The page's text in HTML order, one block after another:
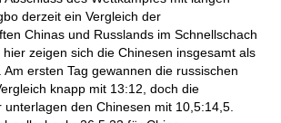
derzeit ein Vergleich der
Chinas und Russlands im Schnellschach
zeigen sich die Chinesen insgesamt als
Am ersten Tag gewannen die russischen
knapp mit 13:12, doch die
unterlagen den Chinesen mit 10,5:14,5.